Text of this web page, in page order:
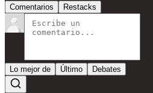
Comentarios Restacks
Lo mejor de Último Debates